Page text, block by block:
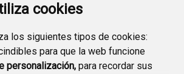
cookies
los siguientes tipos de cookies:
para que la web funcione
personalización, para recordar sus